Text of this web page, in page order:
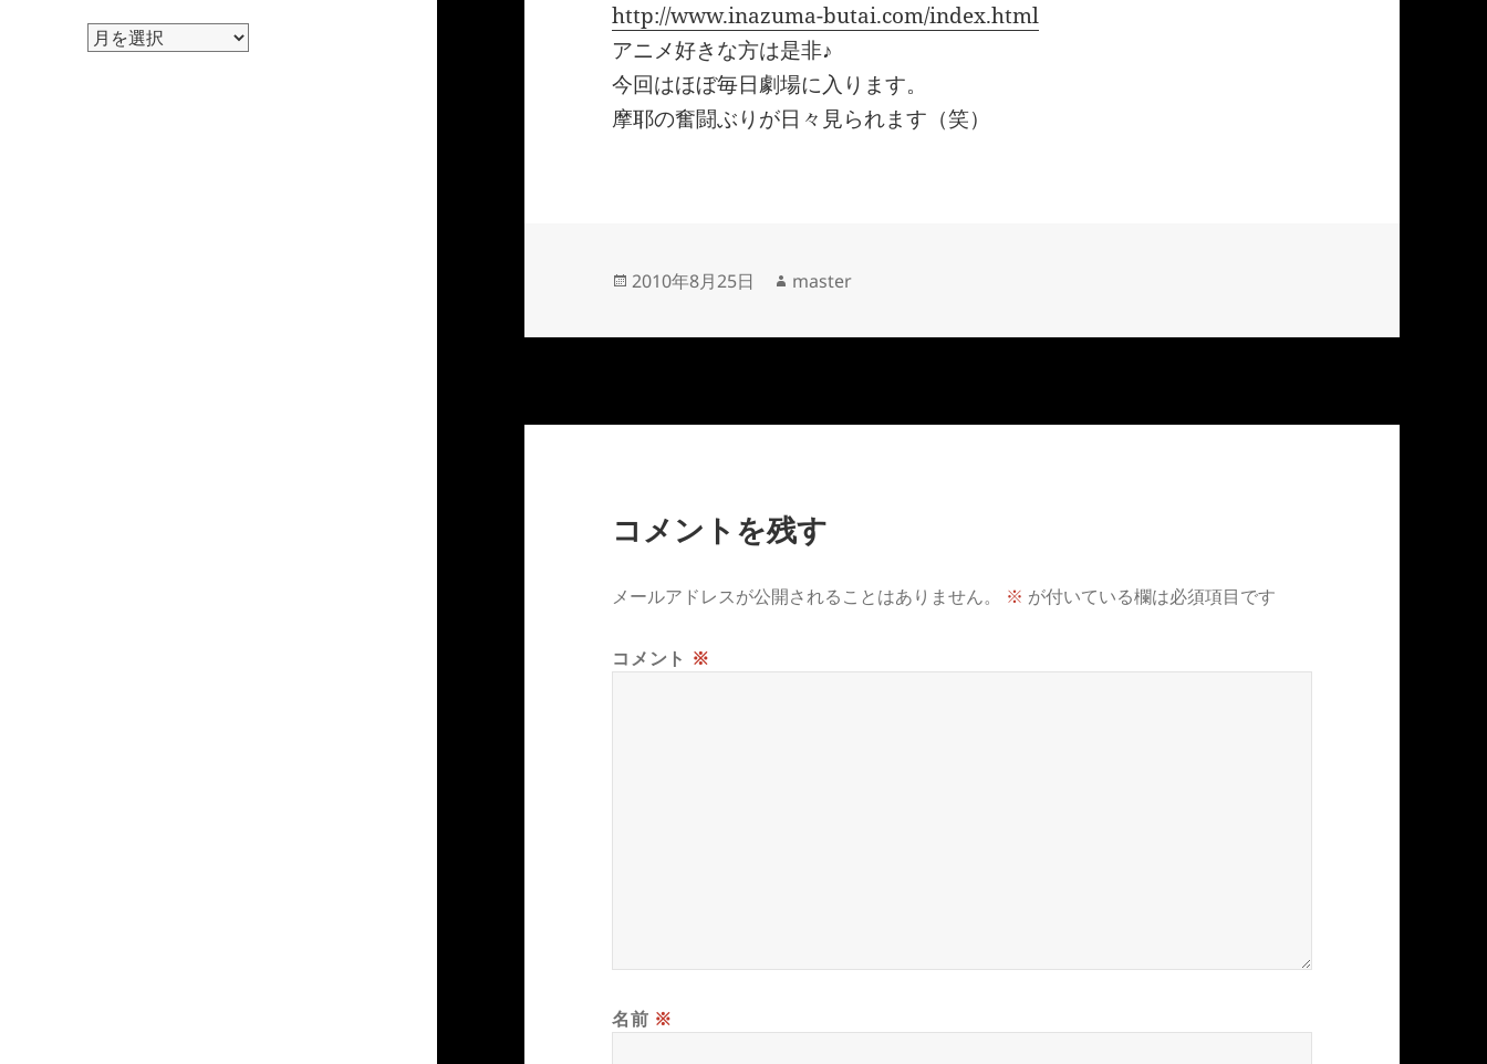
ア
http://www.inazuma-butai.com/index.html
アニメ好きな方は是非♪
今回はほぼ毎日劇場に入ります。
摩耶の奮闘ぶりが日々見られます（笑）
投
日:
2010年8月25日
作
者
master
コメントを残す
メールアドレスが公開されることはありません。 ※ が付いている欄は必須項目です
コメント ※
名前 ※